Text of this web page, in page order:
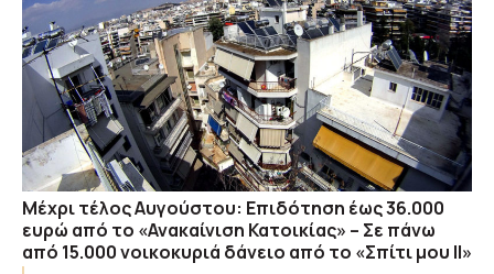
Μέχρι τέλος Αυγούστου: Επιδότηση έως 36.000
ευρώ από το «Ανακαίνιση Κατοικίας» – Σε πάνω
από 15.000 νοικοκυριά δάνειο από το «Σπίτι μου ΙΙ»